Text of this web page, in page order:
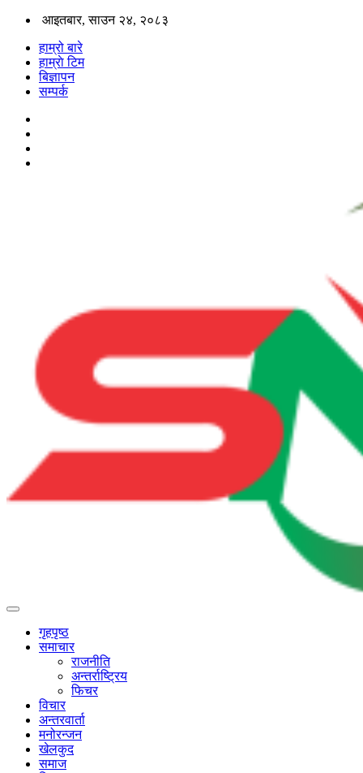
आइतबार, साउन २४, २०८३
हाम्रो बारे
हाम्राे टिम
बिज्ञापन
सम्पर्क
गृहपृष्ठ
समाचार
राजनीति
अन्तर्राष्ट्रिय
फिचर
विचार
अन्तरवार्ता
मनोरन्जन
खेलकुद
समाज